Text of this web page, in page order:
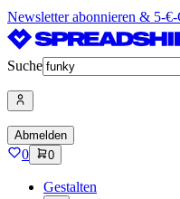
Newsletter abonnieren & 5-€-
Suche
Abmelden
0 0
Gestalten